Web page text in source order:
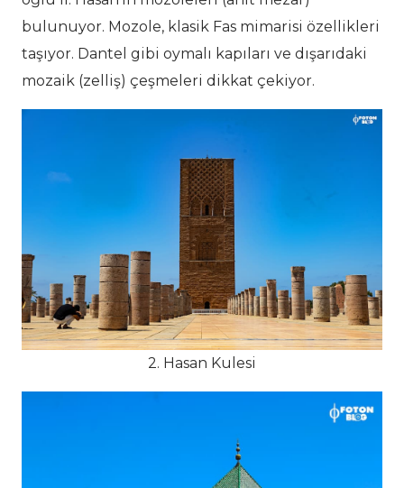
bulunuyor. Mozole, klasik Fas mimarisi özellikleri
taşıyor. Dantel gibi oymalı kapıları ve dışarıdaki
mozaik (zelliş) çeşmeleri dikkat çekiyor.
2. Hasan Kulesi